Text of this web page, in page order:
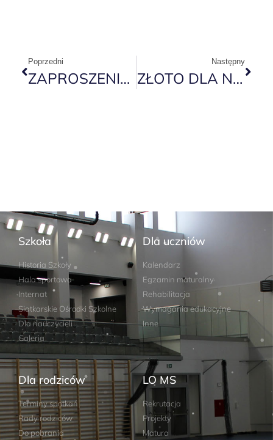
Poprzedni
ZAPROSZENIE DO UDZIAŁU W KONKURSIE JĘZYKA NIEMIECKIEGO
Następny
ZŁOTO DLA NASZYCH JUNIORÓW !
Szkoła
Historia Szkoły
Hala sportowa
Internat
Siatkarskie Ośrodki Szkolne
Dla nauczycieli
Galeria
Dla uczniów
Kalendarz
Egzamin maturalny
Rehabilitacja
Wymagania edukacyjne
Inne
Dla rodziców
Terminy spotkań
Rady rodziców
Do pobrania
LO MS
Rekrutacja
Projekty
Matura